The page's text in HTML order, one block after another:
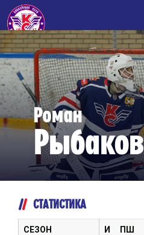
Роман
Рыбаков
СТАТИСТИКА
И ПШ
СЕЗОН